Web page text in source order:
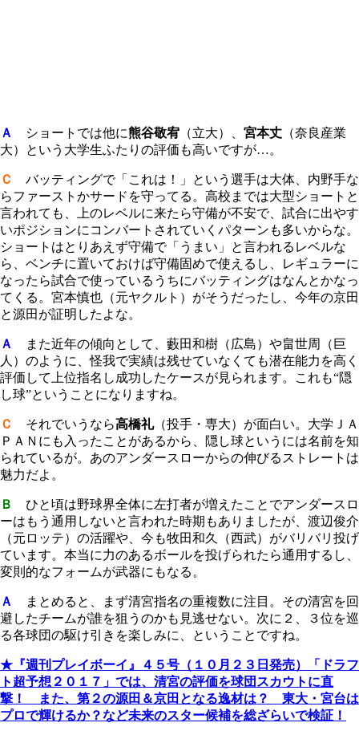
Ａ ショートでは他に熊谷敬宥 （立大）、 宮本丈 （奈良産業
大）という大学生ふたりの評価も高いですが…。
Ｃ
バッティングで「これは！」という選手は大体、内野手な
らファーストかサードを守ってる。高校までは大型ショートと
言われても、上のレベルに来たら守備が不安で、試合に出やす
いポジションにコンバートされていくパターンも多いからな。
ショートはとりあえず守備で「うまい」と言われるレベルな
ら、ベンチに置いておけば守備固めで使えるし、レギュラーに
なったら試合で使っているうちにバッティングはなんとかなっ
てくる。宮本慎也（元ヤクルト）がそうだったし、今年の京田
と源田が証明したよな。
Ａ
また近年の傾向として、藪田和樹（広島）や畠世周（巨
人）のように、怪我で実績は残せていなくても潜在能力を高く
評価して上位指名し成功したケースが見られます。これも“隠
し球”ということになりますね。
Ｃ それでいうなら高橋礼（投手・専大）が面白い。大学ＪＡ
ＰＡＮにも入ったことがあるから、隠し球というには名前を知
られているが。あのアンダースローからの伸びるストレートは
魅力だよ。
Ｂ
ひと頃は野球界全体に左打者が増えたことでアンダースロ
ーはもう通用しないと言われた時期もありましたが、渡辺俊介
（元ロッテ）の活躍や、今も牧田和久（西武）がバリバリ投げ
ています。本当に力のあるボールを投げられたら通用するし、
変則的なフォームが武器にもなる。
Ａ
まとめると、まず清宮指名の重複数に注目。その清宮を回
避したチームが誰を狙うのかも見逃せない。次に２、３位を巡
る各球団の駆け引きを楽しみに、ということですね。
★『週刊プレイボーイ』４５号（１０月２３日発売）「ドラフ
ト超予想２０１７」では、清宮の評価を球団スカウトに直
撃！ また、第２の源田＆京田となる逸材は？ 東大・宮台は
プロで輝けるか？など未来のスター候補を総ざらいで検証！